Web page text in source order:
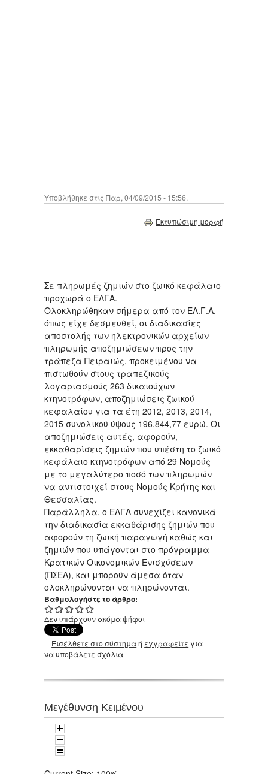
Υποβλήθηκε στις Παρ, 04/09/2015 - 15:56.
Εκτυπώσιμη μορφή
Σε πληρωμές ζημιών στο ζωικό κεφάλαιο
προχωρά ο ΕΛΓΑ.
Ολοκληρώθηκαν σήμερα από τον ΕΛ.Γ.Α,
όπως είχε δεσμευθεί, οι διαδικασίες
αποστολής των ηλεκτρονικών αρχείων
πληρωμής αποζημιώσεων προς την
τράπεζα Πειραιώς, προκειμένου να
πιστωθούν στους τραπεζικούς
λογαριασμούς 263 δικαιούχων
κτηνοτρόφων, αποζημιώσεις ζωικού
κεφαλαίου για τα έτη 2012, 2013, 2014,
2015 συνολικού ύψους 196.844,77 ευρώ. Οι
αποζημιώσεις αυτές, αφορούν,
εκκαθαρίσεις ζημιών που υπέστη το ζωικό
κεφάλαιο κτηνοτρόφων από 29 Νομούς
με το μεγαλύτερο ποσό των πληρωμών
να αντιστοιχεί στους Νομούς Κρήτης και
Θεσσαλίας.
Παράλληλα, ο ΕΛΓΑ συνεχίζει κανονικά
την διαδικασία εκκαθάρισης ζημιών που
αφορούν τη ζωική παραγωγή καθώς και
ζημιών που υπάγονται στο πρόγραμμα
Κρατικών Οικονομικών Ενισχύσεων
(ΠΣΕΑ), και μπορούν άμεσα όταν
ολοκληρώνονται να πληρώνονται.
Βαθμολογήστε το άρθρο:
Δεν υπάρχουν ακόμα ψήφοι
Εισέλθετε στο σύστημαή εγγραφείτε για
να υποβάλετε σχόλια
Μεγέθυνση Κειμένου